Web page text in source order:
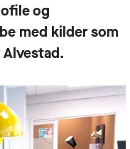
og
med kilder som
Alvestad.